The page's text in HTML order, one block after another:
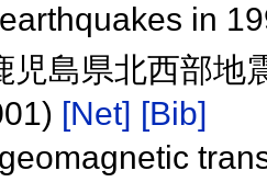
in
児島県北西部地
[Net] [Bib]